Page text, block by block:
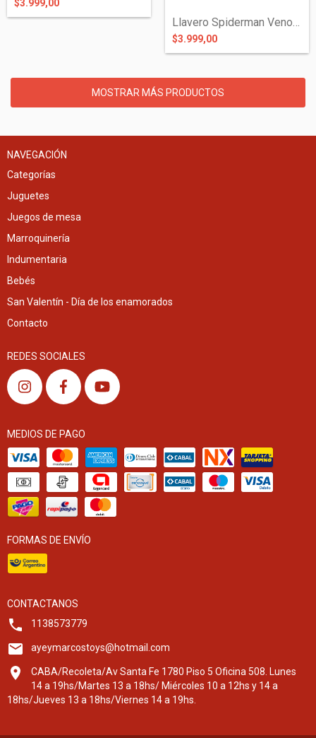
$3.999,00
$3.999,00
MOSTRAR MÁS PRODUCTOS
NAVEGACIÓN
Categorías
Juguetes
Juegos de mesa
Marroquinería
Indumentaria
Bebés
San Valentín - Día de los enamorados
Contacto
REDES SOCIALES
MEDIOS DE PAGO
FORMAS DE ENVÍO
CONTACTANOS
1138573779
ayeymarcostoys@hotmail.com
CABA/Recoleta/Av Santa Fe 1780 Piso 5 Oficina 508. Lunes
14 a 19hs/Martes 13 a 18hs/ Miércoles 10 a 12hs y 14 a
18hs/Jueves 13 a 18hs/Viernes 14 a 19hs.